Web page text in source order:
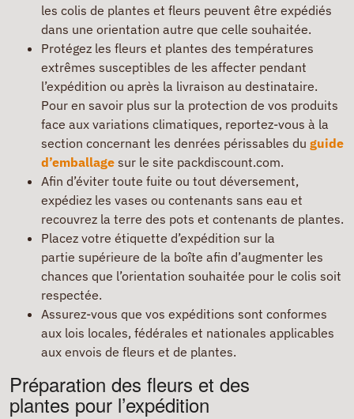
les colis de plantes et fleurs peuvent être expédiés
dans une orientation autre que celle souhaitée.
Protégez les fleurs et plantes des températures
extrêmes susceptibles de les affecter pendant
l’expédition ou après la livraison au destinataire.
Pour en savoir plus sur la protection de vos produits
face aux variations climatiques, reportez-vous à la
section concernant les denrées périssables du guide
d’emballage sur le site packdiscount.com.
Afin d’éviter toute fuite ou tout déversement,
expédiez les vases ou contenants sans eau et
recouvrez la terre des pots et contenants de plantes.
Placez votre étiquette d’expédition sur la
partie supérieure de la boîte afin d’augmenter les
chances que l’orientation souhaitée pour le colis soit
respectée.
Assurez-vous que vos expéditions sont conformes
aux lois locales, fédérales et nationales applicables
aux envois de fleurs et de plantes.
Préparation des fleurs et des
plantes pour l’expédition